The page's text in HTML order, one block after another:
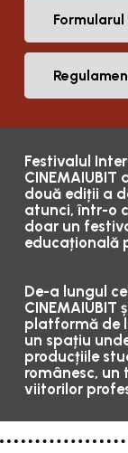
Festivalul
două ediții a
atunci, într-o
doar un
educațională
De-a lungul
platformă de
un spațiu
producțiile
românesc, un
viitorilor